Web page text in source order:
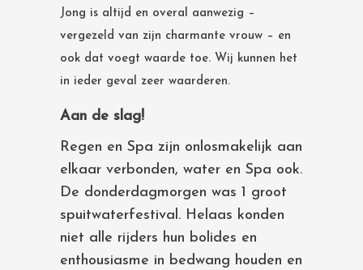
Jong is altijd en overal aanwezig –
vergezeld van zijn charmante vrouw – en
ook dat voegt waarde toe. Wij kunnen het
in ieder geval zeer waarderen.
Aan de slag!
Regen en Spa zijn onlosmakelijk aan
elkaar verbonden, water en Spa ook.
De donderdagmorgen was 1 groot
spuitwaterfestival. Helaas konden
niet alle rijders hun bolides en
enthousiasme in bedwang houden en